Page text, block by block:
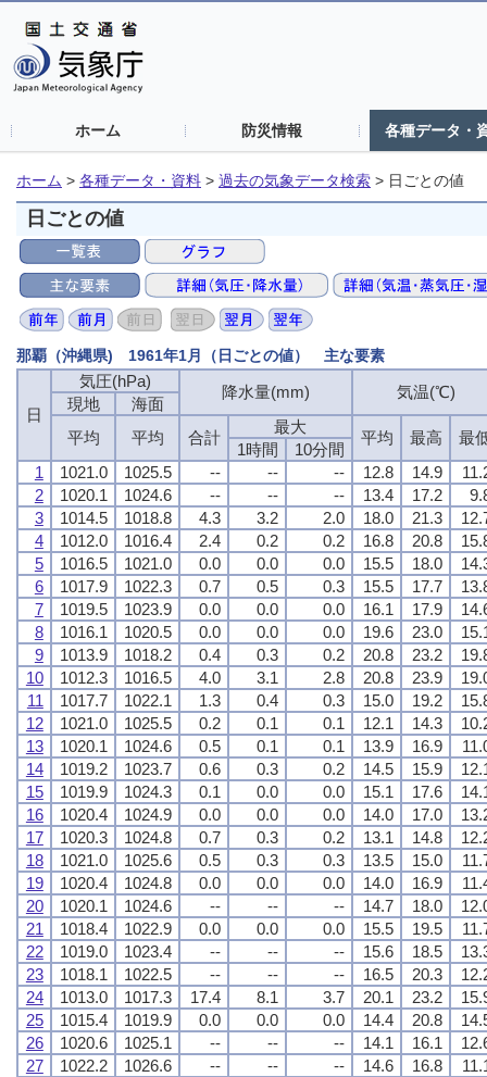
ホーム 防災情報 各種データ・
ホーム > 各種データ・資料 > 過去の気象データ検索 > 日ごとの値
日ごとの値
那覇（沖縄県) 1961年1月（日ごとの値） 主な要素
日
気圧(hPa)
降水量(mm) 気温(℃)
現地
海面
平均
平均 合計
最大
平均 最高 最
1時間
10分間
1
1021.0 1025.5 -- -- -- 12.8 14.9
2
1020.1 1024.6 -- -- -- 13.4 17.2
3
1014.5 1018.8 4.3 3.2 2.0 18.0 21.3
4
1012.0 1016.4 2.4 0.2 0.2 16.8 20.8
5
1016.5 1021.0 0.0 0.0 0.0 15.5 18.0
6
1017.9 1022.3 0.7 0.5 0.3 15.5 17.7
7
1019.5 1023.9 0.0 0.0 0.0 16.1 17.9
8
1016.1 1020.5 0.0 0.0 0.0 19.6 23.0
9
1013.9 1018.2 0.4 0.3 0.2 20.8 23.2
10
1012.3 1016.5 4.0 3.1 2.8 20.8 23.9
11
1017.7 1022.1 1.3 0.4 0.3 15.0 19.2
12
1021.0 1025.5 0.2 0.1 0.1 12.1 14.3
13
1020.1 1024.6 0.5 0.1 0.1 13.9 16.9
14
1019.2 1023.7 0.6 0.3 0.2 14.5 15.9
15
1019.9 1024.3 0.1 0.0 0.0 15.1 17.6
16
1020.4 1024.9 0.0 0.0 0.0 14.0 17.0
17
1020.3 1024.8 0.7 0.3 0.2 13.1 14.8
18
1021.0 1025.6 0.5 0.3 0.3 13.5 15.0
19
1020.4 1024.8 0.0 0.0 0.0 14.0 16.9
20
1020.1 1024.6 -- -- -- 14.7 18.0
21
1018.4 1022.9 0.0 0.0 0.0 15.5 19.5
22
1019.0 1023.4 -- -- -- 15.6 18.5
23
1018.1 1022.5 -- -- -- 16.5 20.3
24
1013.0 1017.3 17.4 8.1 3.7 20.1 23.2
25
1015.4 1019.9 0.0 0.0 0.0 14.4 20.8
26
1020.6 1025.1 -- -- -- 14.1 16.1
27
1022.2 1026.6 -- -- -- 14.6 16.8